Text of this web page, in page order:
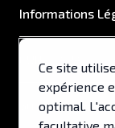
Informations
Support &
Ce site
expérience
optimal.